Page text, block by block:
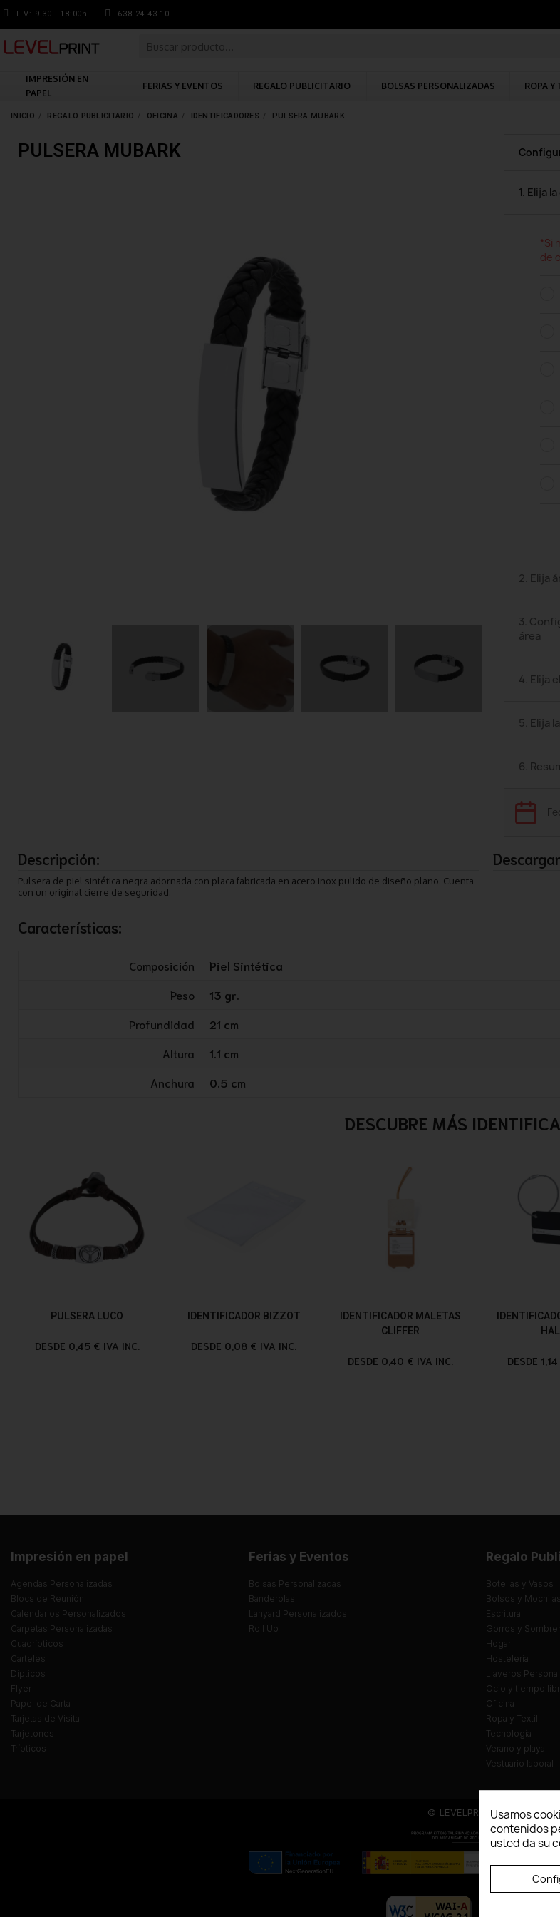
L-V: 9.30 - 18:00h 638 24 43 10
IMPRESIÓN EN
PAPEL
FERIAS Y EVENTOS REGALO PUBLICITARIO BOLSAS PERSONALIZADAS ROPA Y
INICIO REGALO PUBLICITARIO OFICINA IDENTIFICADORES PULSERA MUBARK
PULSERA MUBARK
1. Elija
*Si
de
2. Elija
3.
área
4. Elija
5. Elija
6.
Descripción:
Pulsera de piel sintética negra adornada con placa fabricada en acero inox pulido de diseño plano. Cuenta
con un original cierre de seguridad.
Características:
Composición
Piel Sintética
Peso
13 gr.
Profundidad
21 cm
Altura
1.1 cm
Anchura
0.5 cm
DESCUBRE MÁS
PULSERA LUCO
DESDE 0,45 € IVA INC.
IDENTIFICADOR BIZZOT
DESDE 0,08 € IVA INC.
IDENTIFICADOR MALETAS
CLIFFER
DESDE 0,40 € IVA INC. DESDE
Impresión en papel
Agendas Personalizadas
Blocs de Reunión
Calendarios Personalizados
Carpetas Personalizadas
Cuadrípticos
Carteles
Dípticos
Flyer
Papel de Carta
Tarjetas de Visita
Tarjetones
Trípticos
Ferias y Eventos
Bolsas Personalizadas
Banderolas
Lanyard Personalizados
Roll Up
Regalo
Botellas y Vasos
Bolsos y Mochilas
Escritura
Gorros y
Hogar
Hostelería
Llaveros
Ocio y tiempo
Oficina
Ropa y Textil
Tecnología
Verano y playa
Vestuario laboral
© LEVELPRINT - 2026
La página
Usamos
contenidos
usted da su